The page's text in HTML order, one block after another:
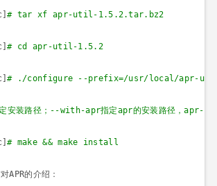
# tar xf apr-util-1.5.2.tar.bz2
# cd apr-util-1.5.2
# ./configure --prefix=/usr/local/apr-
安装路径； --with-apr指定apr的安装路径，apr-
# make && make install
APR的介绍：